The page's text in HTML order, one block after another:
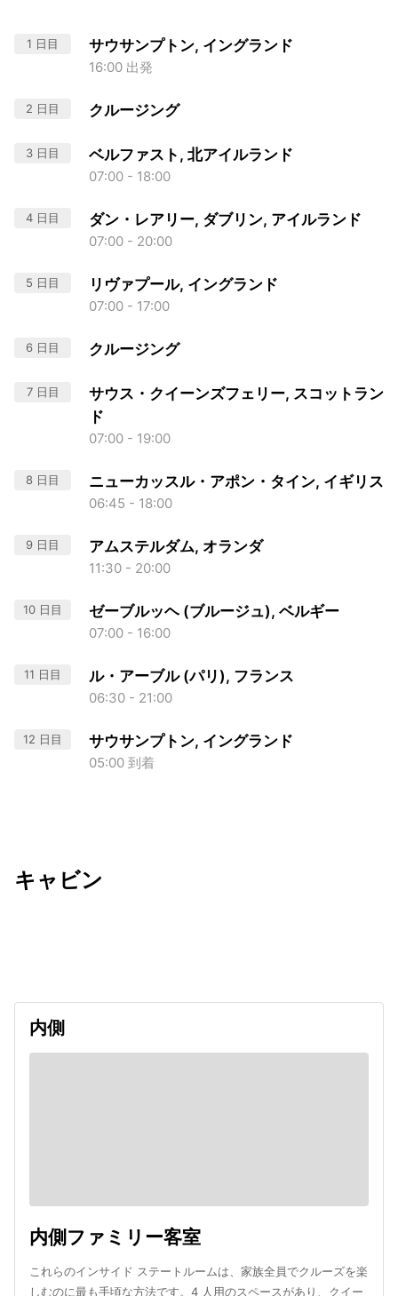
1 日目 サウサンプトン, イングランド
16:00 出発
2 日目 クルージング
3 日目 ベルファスト, 北アイルランド
07:00 - 18:00
4 日目 ダン・レアリー, ダブリン, アイルランド
07:00 - 20:00
5 日目 リヴァプール, イングランド
07:00 - 17:00
6 日目 クルージング
7 日目
サウス・クイーンズフェリー, スコットラン
ド
07:00 - 19:00
8 日目 ニューカッスル・アポン・タイン, イギリス
06:45 - 18:00
9 日目 アムステルダム, オランダ
11:30 - 20:00
10 日目 ゼーブルッヘ (ブルージュ), ベルギー
07:00 - 16:00
11 日目 ル・アーブル (パリ), フランス
06:30 - 21:00
12 日目 サウサンプトン, イングランド
05:00 到着
キャビン
内側
内側ファミリー客室
これらのインサイド ステートルームは、家族全員でクルーズを楽
しむのに最も手頃な方法です。4 人用のスペースがあり、クイー